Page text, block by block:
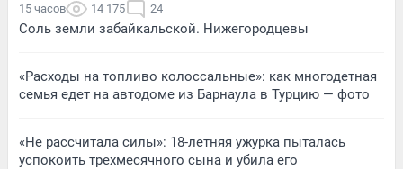
15 часов 14 175 24
Соль земли забайкальской. Нижегородцевы
«Расходы на топливо колоссальные»: как многодетная
семья едет на автодоме из Барнаула в Турцию — фото
«Не рассчитала силы»: 18-летняя ужурка пыталась
успокоить трехмесячного сына и убила его